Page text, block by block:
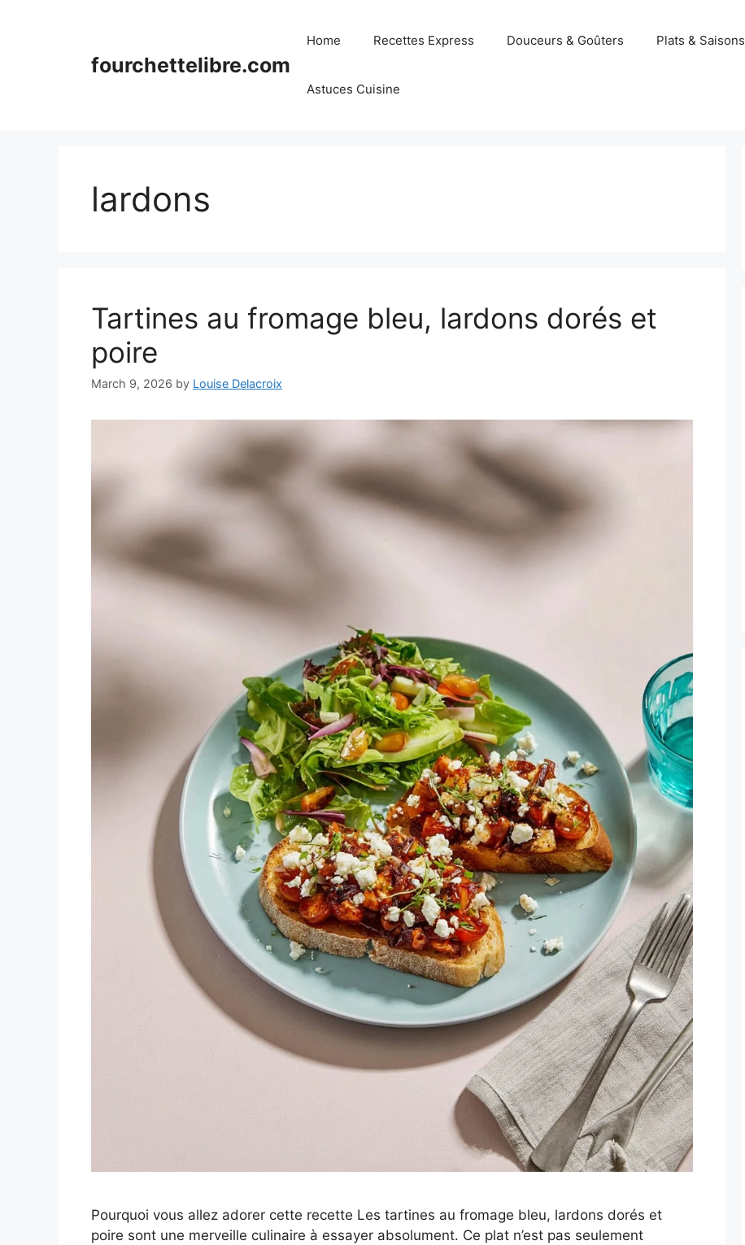
fourchettelibre.com
Home Recettes Express Douceurs & Goûters Plats & Saisons
Astuces Cuisine
lardons
Tartines au fromage bleu, lardons dorés et
poire
March 9, 2026 by Louise Delacroix
Pourquoi vous allez adorer cette recette Les tartines au fromage bleu, lardons dorés et
poire sont une merveille culinaire à essayer absolument. Ce plat n’est pas seulement